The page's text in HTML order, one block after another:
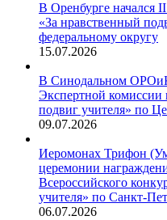
В Оренбурге начался
«За нравственный
федеральному округу
15.07.2026
В Синодальном ОРОиК
Экспертной комиссии
подвиг учителя» по
09.07.2026
Иеромонах Трифон
церемонии
Всероссийского
учителя» по Санкт-
06.07.2026